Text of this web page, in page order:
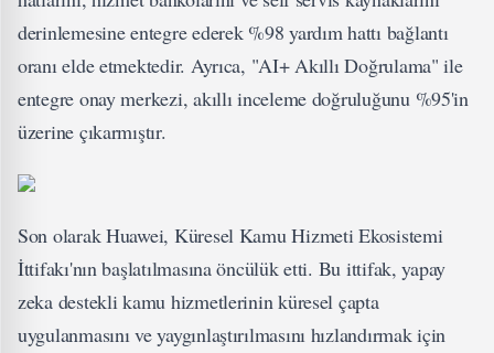
derinlemesine entegre ederek %98 yardım hattı bağlantı
oranı elde etmektedir. Ayrıca, "AI+ Akıllı Doğrulama" ile
entegre onay merkezi, akıllı inceleme doğruluğunu %95'in
üzerine çıkarmıştır.
Son olarak Huawei, Küresel Kamu Hizmeti Ekosistemi
İttifakı'nın başlatılmasına öncülük etti. Bu ittifak, yapay
zeka destekli kamu hizmetlerinin küresel çapta
uygulanmasını ve yaygınlaştırılmasını hızlandırmak için